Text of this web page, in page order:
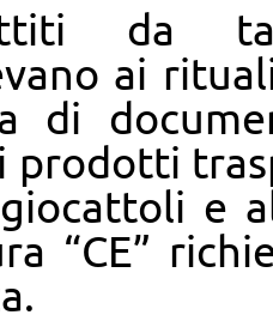
da
ai
di
prodotti
giocattoli e
“CE”